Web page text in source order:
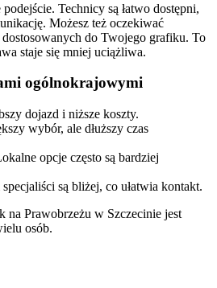
Technicy są łatwo dostępni,
Możesz też oczekiwać
do Twojego grafiku. To
staje się mniej uciążliwa.
ogólnokrajowymi
dojazd i niższe koszty.
wybór, ale dłuższy czas
opcje często są bardziej
są bliżej, co ułatwia kontakt.
na Prawobrzeżu w Szczecinie jest
osób.